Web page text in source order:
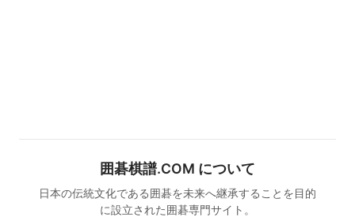
囲碁棋譜.COM について
日本の伝統文化である囲碁を未来へ継承することを目的
に設立された囲碁専門サイト。